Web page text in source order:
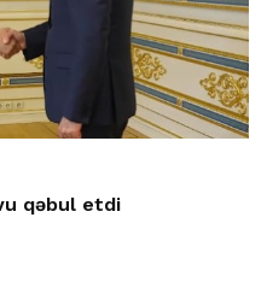
qəbul etdi